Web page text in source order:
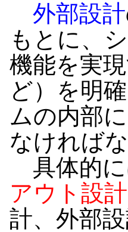
外部設計
もとに、
機能を実
ど）を明
ムの内部
なければ
具体的に
アウト設計
計、外部